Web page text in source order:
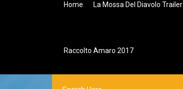
Home La Mossa Del Diavolo Trailer
Raccolto Amaro 2017